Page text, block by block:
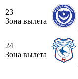
23
Зона вылета
24
Зона вылета